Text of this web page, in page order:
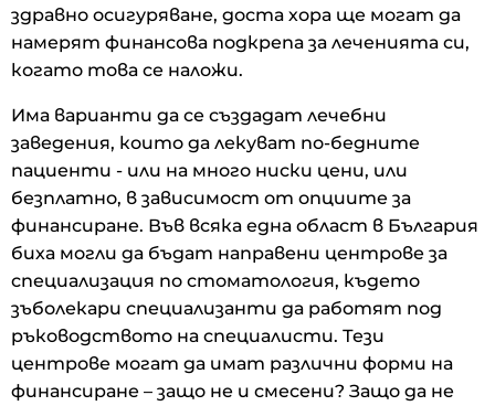
здравно осигуряване, доста хора ще могат да
намерят финансова подкрепа за леченията си,
когато това се наложи.
Има варианти да се създадат лечебни
заведения, които да лекуват по-бедните
пациенти - или на много ниски цени, или
безплатно, в зависимост от опциите за
финансиране. Във всяка една област в България
биха могли да бъдат направени центрове за
специализация по стоматология, където
зъболекари специализанти да работят под
ръководството на специалисти. Тези
центрове могат да имат различни форми на
финансиране – защо не и смесени? Защо да не